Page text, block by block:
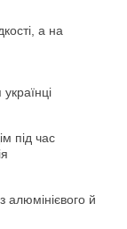
а на
під час
алюмінієвого й